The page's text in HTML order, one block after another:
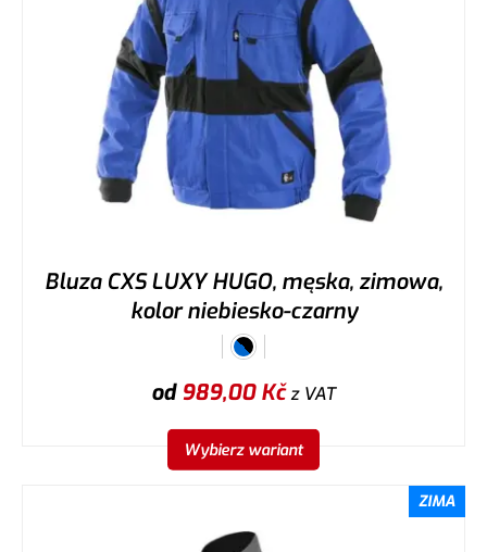
Bluza CXS LUXY HUGO, męska, zimowa,
kolor niebiesko-czarny
od989,00Kčz VAT
Wybierz wariant
ZIMA